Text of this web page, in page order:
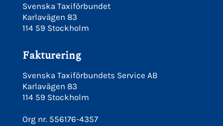
Svenska Taxiförbundet
Karlavägen 83
114 59 Stockholm
Fakturering
Svenska Taxiförbundets Service AB
Karlavägen 83
114 59 Stockholm
Org nr. 556176-4357